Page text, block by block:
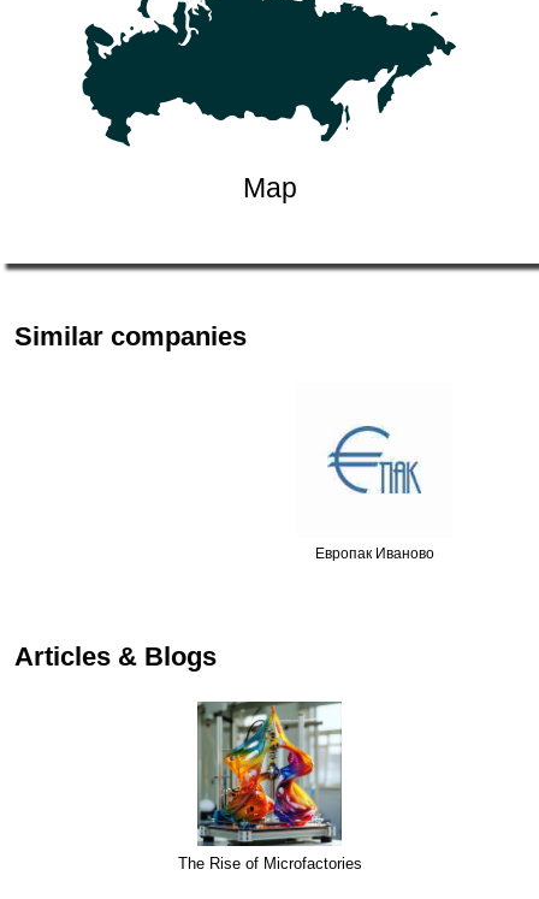
Map
Similar companies
Европак Иваново
Articles & Blogs
The Rise of Microfactories